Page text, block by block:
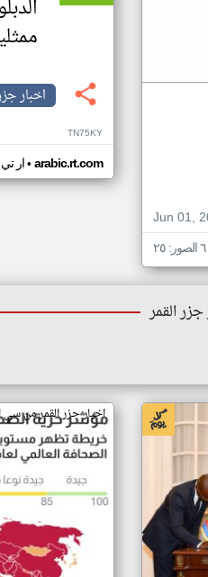
Jun 01,
اخبار
TN75KY
ار• arabic.rt.com
القمر
اخبار جزر القمر من